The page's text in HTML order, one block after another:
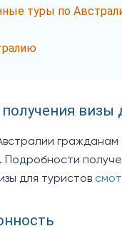
туры по
визы
гражданам
Подробности
для туристов